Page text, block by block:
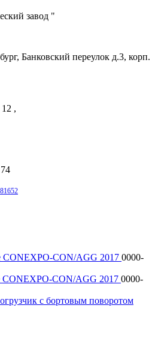
завод "
Банковский переулок д.3, корп.
,
CONEXPO-CON/AGG 2017 0000-
CONEXPO-CON/AGG 2017 0000-
с бортовым поворотом